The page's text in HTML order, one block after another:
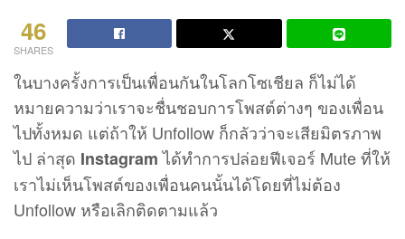
46
SHARES
ในบางครั้งการเป็นเพื่อนกันในโลกโซเชียล ก็ไม่ได้
หมายความว่าเราจะชื่นชอบการโพสต์ต่างๆ ของเพื่อน
ไปทั้งหมด แต่ถ้าให้ Unfollow ก็กลัวว่าจะเสียมิตรภาพ
ไป ล่าสุด Instagramได้ทำการปล่อยฟีเจอร์ Mute ที่ให้
เราไม่เห็นโพสต์ของเพื่อนคนนั้นได้โดยที่ไม่ต้อง
Unfollow หรือเลิกติดตามแล้ว